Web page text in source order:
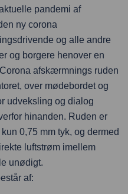
pandemi af
ny corona
og alle andre
og borgere henover en
afskærmnings ruden
over mødebordet og
udveksling og dialog
hinanden. Ruden er
0,75 mm tyk, og dermed
luftstrøm imellem
unødigt.
af: